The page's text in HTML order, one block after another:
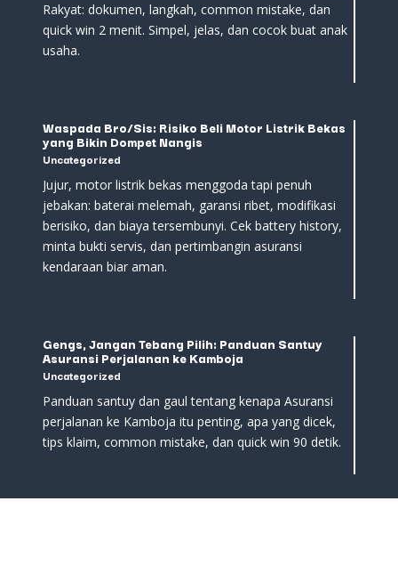
Rakyat: dokumen, langkah, common mistake, dan
quick win 2 menit. Simpel, jelas, dan cocok buat anak
usaha.
Waspada Bro/Sis: Risiko Beli Motor Listrik Bekas
yang Bikin Dompet Nangis
Uncategorized
Jujur, motor listrik bekas menggoda tapi penuh
jebakan: baterai melemah, garansi ribet, modifikasi
berisiko, dan biaya tersembunyi. Cek battery history,
minta bukti servis, dan pertimbangin asuransi
kendaraan biar aman.
Gengs, Jangan Tebang Pilih: Panduan Santuy
Asuransi Perjalanan ke Kamboja
Uncategorized
Panduan santuy dan gaul tentang kenapa Asuransi
perjalanan ke Kamboja itu penting, apa yang dicek,
tips klaim, common mistake, dan quick win 90 detik.